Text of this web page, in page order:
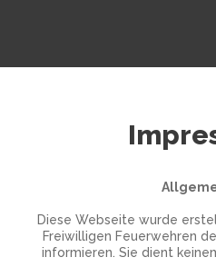
Diese Webseite wurde
Freiwilligen Feuerwehren
informieren. Sie dient